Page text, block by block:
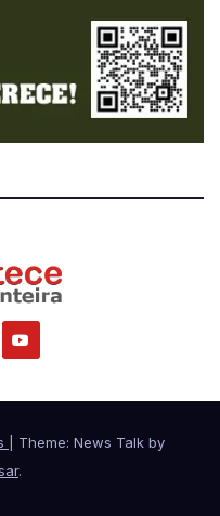
Theme: News Talk by
.